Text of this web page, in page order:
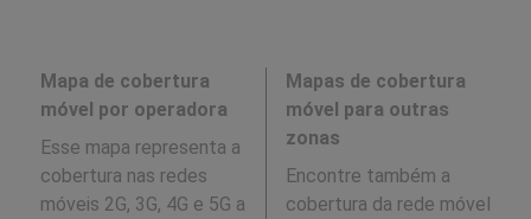
Mapa de cobertura
móvel por operadora
Esse mapa representa a
cobertura nas redes
móveis 2G, 3G, 4G e 5G a
Mapas de cobertura
móvel para outras
zonas
Encontre também a
cobertura da rede móvel